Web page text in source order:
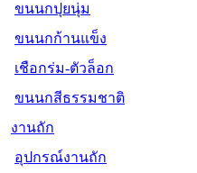
ขนนกปุยนุ่ม
ขนนกก้านแข็ง
เชือกร่ม-ตัวล็อก
ขนนกสีธรรมชาติ
งานถัก
อุปกรณ์งานถัก